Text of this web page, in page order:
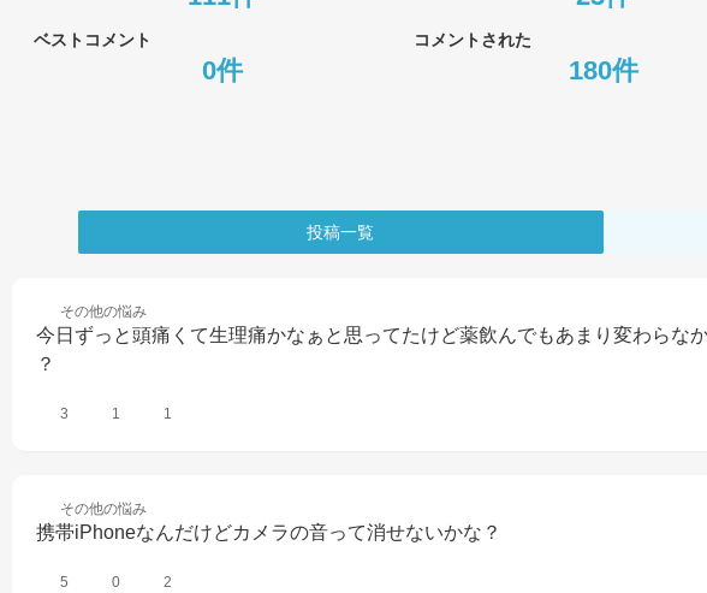
ベストコメント コメントされた
0件 180件
投稿一覧
その他の悩み
今日ずっと頭痛くて生理痛かなぁと思ってたけど薬飲んでもあまり変わらな
？
3 1 1
その他の悩み
携帯iPhoneなんだけどカメラの音って消せないかな？
5 0 2